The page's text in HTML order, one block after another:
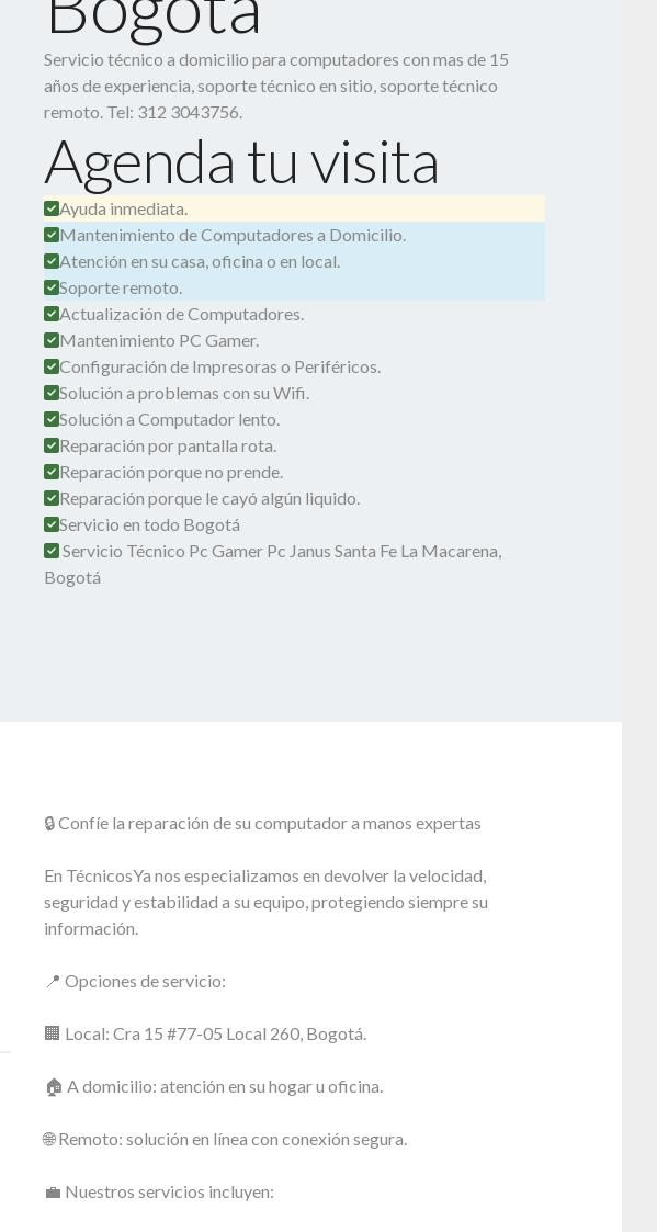
Servicio técnico a domicilio para computadores con mas de 15
años de experiencia, soporte técnico en sitio, soporte técnico
remoto. Tel: 312 3043756.
Agenda tu visita
Ayuda inmediata.
Mantenimiento de Computadores a Domicilio.
Atención en su casa, oficina o en local.
Soporte remoto.
Actualización de Computadores.
Mantenimiento PC Gamer.
Configuración de Impresoras o Periféricos.
Solución a problemas con su Wifi.
Solución a Computador lento.
Reparación por pantalla rota.
Reparación porque no prende.
Reparación porque le cayó algún liquido.
Servicio en todo Bogotá
Servicio Técnico Pc Gamer Pc Janus Santa Fe La Macarena,
Bogotá
🔒 Confíe la reparación de su computador a manos expertas
En TécnicosYa nos especializamos en devolver la velocidad,
seguridad y estabilidad a su equipo, protegiendo siempre su
información.
📍 Opciones de servicio:
🏢 Local: Cra 15 #77-05 Local 260, Bogotá.
🏠 A domicilio: atención en su hogar u oficina.
🌐 Remoto: solución en línea con conexión segura.
💼 Nuestros servicios incluyen: